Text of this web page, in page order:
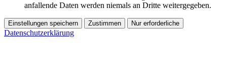
anfallende Daten werden niemals an Dritte weitergegeben.
Einstellungen speichern Zustimmen Nur erforderliche
Datenschutzerklärung